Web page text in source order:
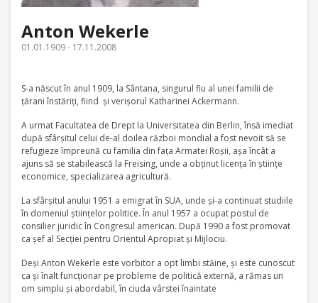
Anton Wekerle
01.01.1909 - 17.11.2008
S-a născut în anul 1909, la Sântana, singurul fiu al unei familii de
ţărani înstăriţi, fiind şi verişorul Katharinei Ackermann.
A urmat Facultatea de Drept la Universitatea din Berlin, însă imediat
după sfârşitul celui de-al doilea război mondial a fost nevoit să se
refugieze împreună cu familia din faţa Armatei Roşii, aşa încât a
ajuns să se stabilească la Freising, unde a obţinut licenţa în ştiinţe
economice, specializarea agricultură.
La sfârşitul anului 1951 a emigrat în SUA, unde şi-a continuat studiile
în domeniul ştiinţelor politice. În anul 1957 a ocupat postul de
consilier juridic în Congresul american. După 1990 a fost promovat
ca şef al Secţiei pentru Orientul Apropiat şi Mijlociu.
Deşi Anton Wekerle este vorbitor a opt limbi stăine, şi este cunoscut
ca şi înalt funcţionar pe probleme de politică externă, a rămas un
om simplu şi abordabil, în ciuda vârstei înaintate